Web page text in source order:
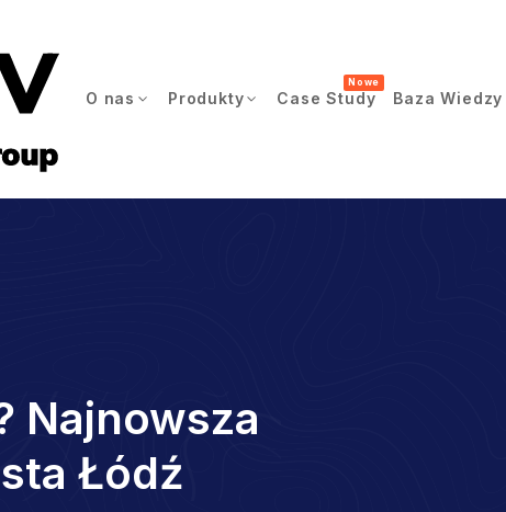
O nas Produkty Case Study
Nowe
Baza Wiedzy
Najnowsza
Łódź